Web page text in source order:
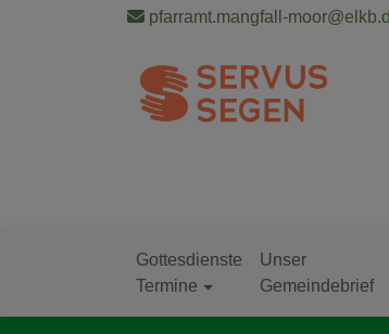
pfarramt.mangfall-
Hauptnavigation
Gottesdienste
Termine
Unser
Gemeindebrief